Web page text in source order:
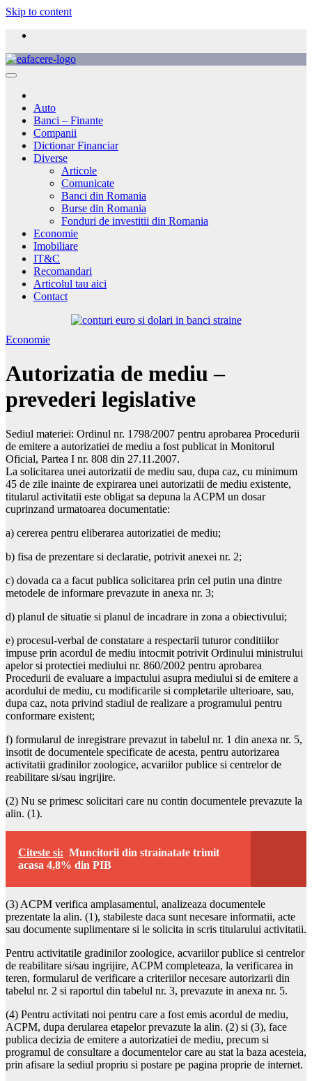
Skip to content
Auto
Banci – Finante
Companii
Dictionar Financiar
Diverse
Articole
Comunicate
Banci din Romania
Burse din Romania
Fonduri de investitii din Romania
Economie
Imobiliare
IT&C
Recomandari
Articolul tau aici
Contact
Economie
Autorizatia de mediu –
prevederi legislative
Sediul materiei: Ordinul nr. 1798/2007 pentru aprobarea Procedurii
de emitere a autorizatiei de mediu a fost publicat in Monitorul
Oficial, Partea I nr. 808 din 27.11.2007.
La solicitarea unei autorizatii de mediu sau, dupa caz, cu minimum
45 de zile inainte de expirarea unei autorizatii de mediu existente,
titularul activitatii este obligat sa depuna la ACPM un dosar
cuprinzand urmatoarea documentatie:
a) cererea pentru eliberarea autorizatiei de mediu;
b) fisa de prezentare si declaratie, potrivit anexei nr. 2;
c) dovada ca a facut publica solicitarea prin cel putin una dintre
metodele de informare prevazute in anexa nr. 3;
d) planul de situatie si planul de incadrare in zona a obiectivului;
e) procesul-verbal de constatare a respectarii tuturor conditiilor
impuse prin acordul de mediu intocmit potrivit Ordinului ministrului
apelor si protectiei mediului nr. 860/2002 pentru aprobarea
Procedurii de evaluare a impactului asupra mediului si de emitere a
acordului de mediu, cu modificarile si completarile ulterioare, sau,
dupa caz, nota privind stadiul de realizare a programului pentru
conformare existent;
f) formularul de inregistrare prevazut in tabelul nr. 1 din anexa nr. 5,
insotit de documentele specificate de acesta, pentru autorizarea
activitatii gradinilor zoologice, acvariilor publice si centrelor de
reabilitare si/sau ingrijire.
(2) Nu se primesc solicitari care nu contin documentele prevazute la
alin. (1).
Citeste si: Muncitorii din strainatate trimit
acasa 4,8% din PIB
(3) ACPM verifica amplasamentul, analizeaza documentele
prezentate la alin. (1), stabileste daca sunt necesare informatii, acte
sau documente suplimentare si le solicita in scris titularului activitatii.
Pentru activitatile gradinilor zoologice, acvariilor publice si centrelor
de reabilitare si/sau ingrijire, ACPM completeaza, la verificarea in
teren, formularul de verificare a criteriilor necesare autorizarii din
tabelul nr. 2 si raportul din tabelul nr. 3, prevazute in anexa nr. 5.
(4) Pentru activitati noi pentru care a fost emis acordul de mediu,
ACPM, dupa derularea etapelor prevazute la alin. (2) si (3), face
publica decizia de emitere a autorizatiei de mediu, precum si
programul de consultare a documentelor care au stat la baza acesteia,
prin afisare la sediul propriu si postare pe pagina proprie de internet.